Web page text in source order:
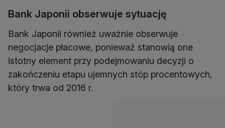
Bank Japonii obserwuje sytuację
Bank Japonii również uważnie obserwuje
negocjacje płacowe, ponieważ stanowią one
istotny element przy podejmowaniu decyzji o
zakończeniu etapu ujemnych stóp procentowych,
który trwa od 2016 r.